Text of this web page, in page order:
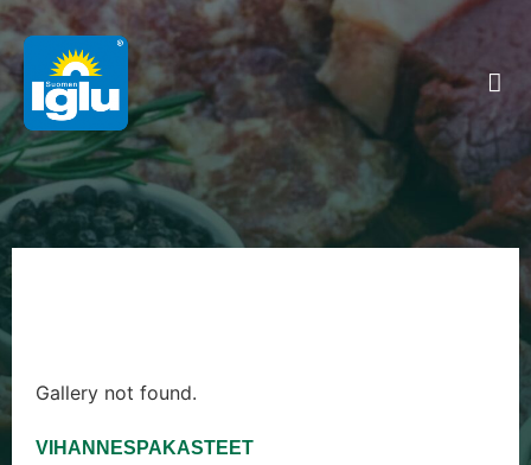
Gallery not found.
VIHANNESPAKASTEET